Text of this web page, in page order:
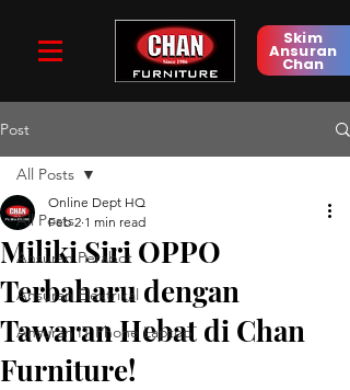
Skim
Ansuran
Chan
Post
All Posts
Ansuran Perabot
Ansuran Elektrikal
Ansuran IT Phone Laptop
All Posts
Miliki Siri OPPO
Terbaharu dengan
Tawaran Hebat di Chan
Furniture!
Online Dept HQ
Feb 2 1 min read